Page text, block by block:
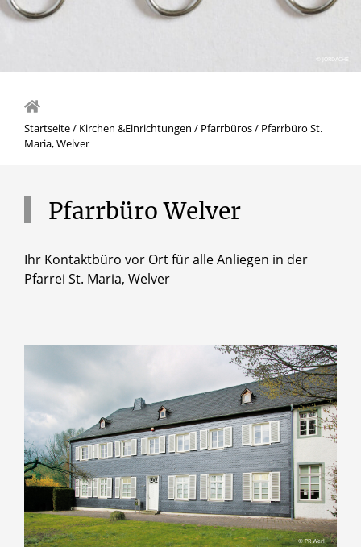
© JORDACHE
Startseite/ Kirchen &Einrichtungen / Pfarrbüros/ Pfarrbüro St.
Maria, Welver
Pfarrbüro Welver
Ihr Kontaktbüro vor Ort für alle Anliegen in der
Pfarrei St. Maria, Welver
© PR Werl